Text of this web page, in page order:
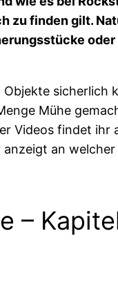
zu finden gilt.
oder
sicherlich
Mühe
Videos findet ihr
an welcher
–